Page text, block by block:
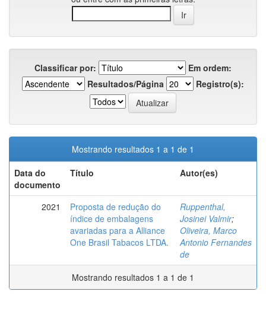
Classificar por:
Em ordem:
Resultados/Página
Registro(s):
Mostrando resultados 1 a 1 de 1
Data do
documento
Título Autor(es)
2021
Proposta de redução do
índice de embalagens
avariadas para a Alliance
One Brasil Tabacos LTDA.
Ruppenthal,
Josinei Valmir;
Oliveira, Marco
Antonio Fernandes
de
Mostrando resultados 1 a 1 de 1